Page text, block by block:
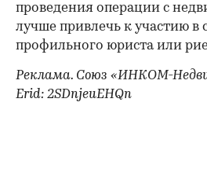
проведения операции с
лучше привлечь к участию в
профильного юриста или
Реклама. Союз «ИНКОМ-
Erid: 2SDnjeuEHQn